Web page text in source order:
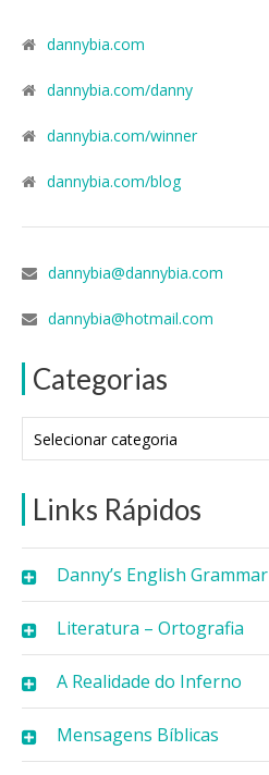
dannybia.com
dannybia.com/danny
dannybia.com/winner
dannybia.com/blog
dannybia@dannybia.com
dannybia@hotmail.com
Categorias
Links Rápidos
Danny’s English Grammar
Literatura – Ortografia
A Realidade do Inferno
Mensagens Bíblicas